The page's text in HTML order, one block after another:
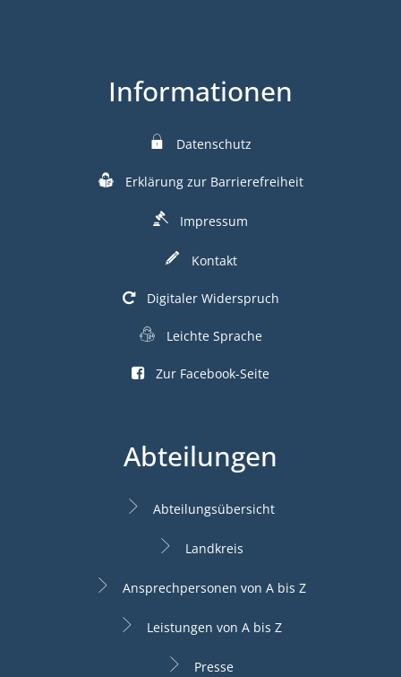
Informationen
Datenschutz
Erklärung zur Barrierefreiheit
Impressum
Kontakt
Digitaler Widerspruch
Leichte Sprache
Zur Facebook-Seite
Abteilungen
Abteilungsübersicht
Landkreis
Ansprechpersonen von A bis Z
Leistungen von A bis Z
Presse